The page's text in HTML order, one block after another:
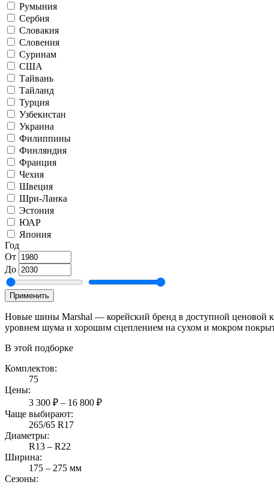
Румыния
Сербия
Словакия
Словения
Суринам
США
Тайвань
Тайланд
Турция
Узбекистан
Украина
Филиппины
Финляндия
Франция
Чехия
Швеция
Шри-Ланка
Эстония
ЮАР
Япония
Год
От
До
Применить
Новые шины Marshal — корейский бренд в доступной ценовой
уровнем шума и хорошим сцеплением на сухом и мокром
В этой подборке
Комплектов:
75
Цены:
3 300 ₽ – 16 800 ₽
Чаще выбирают:
265/65 R17
Диаметры:
R13 – R22
Ширина:
175 – 275 мм
Сезоны: